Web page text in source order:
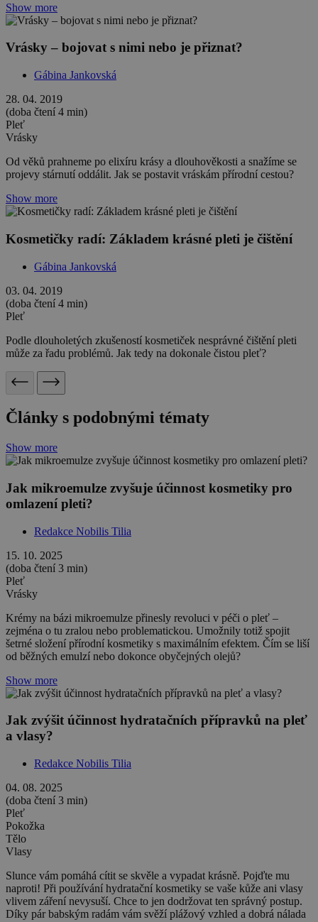
Show more
Vrásky – bojovat s nimi nebo je přiznat?
Gábina Jankovská
28. 04. 2019
(doba čtení 4 min)
Pleť
Vrásky
Od věků prahneme po elixíru krásy a dlouhověkosti a snažíme se
projevy stárnutí oddálit. Jak se postavit vráskám přírodní cestou?
Show more
Kosmetičky radí: Základem krásné pleti je čištění
Gábina Jankovská
03. 04. 2019
(doba čtení 4 min)
Pleť
Podle dlouholetých zkušeností kosmetiček nesprávné čištění pleti
může za řadu problémů. Jak tedy na dokonale čistou pleť?
Články s podobnými tématy
Show more
Jak mikroemulze zvyšuje účinnost kosmetiky pro
omlazení pleti?
Redakce Nobilis Tilia
15. 10. 2025
(doba čtení 3 min)
Pleť
Vrásky
Krémy na bázi mikroemulze přinesly revoluci v péči o pleť –
zejména o tu zralou nebo problematickou. Umožnily totiž spojit
šetrné složení přírodní kosmetiky s maximálním efektem. Čím se liší
od běžných emulzí nebo dokonce obyčejných olejů?
Show more
Jak zvýšit účinnost hydratačních přípravků na pleť
a vlasy?
Redakce Nobilis Tilia
04. 08. 2025
(doba čtení 3 min)
Pleť
Pokožka
Tělo
Vlasy
Slunce vám pomáhá cítit se skvěle a vypadat krásně. Pojďte mu
naproti! Při používání hydratační kosmetiky se vaše kůže ani vlasy
vlivem záření nevysuší. Chce to jen dodržovat ten správný postup.
Díky pár babským radám vám svěží plážový vzhled a dobrá nálada